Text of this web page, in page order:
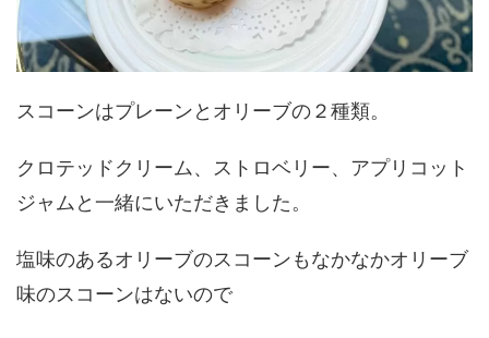
スコーンはプレーンとオリーブの２種類。
クロテッドクリーム、ストロベリー、アプリコット
ジャムと一緒にいただきました。
塩味のあるオリーブのスコーンもなかなかオリーブ
味のスコーンはないので